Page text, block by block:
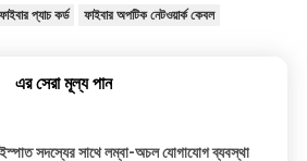
প্যাচ কর্ড ফাইবার অপটিক নেটওয়ার্ক কেবল
এর সেরা মূল্য পান
ইস্পাত সদস্যের সাথে লম্বা-অচল যোগাযোগ ব্যবস্থা